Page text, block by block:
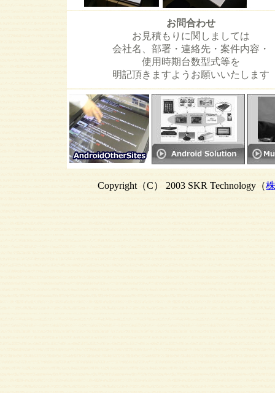
お問合わせ
お見積もりに関しましては
会社名、部署・連絡先・案件内容・
使用時期台数型式等を
明記頂きますようお願いいたします
Copyright（C） 2003 SKR Technology（